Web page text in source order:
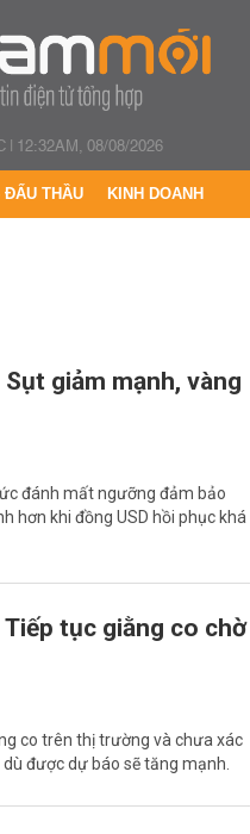
| 12:32AM, 08/08/2026
THẦU KINH DOANH
giảm mạnh, vàng
đánh mất ngưỡng đảm bảo
hơn khi đồng USD hồi phục khá
tục giằng co chờ
co trên thị trường và chưa xác
được dự báo sẽ tăng mạnh.